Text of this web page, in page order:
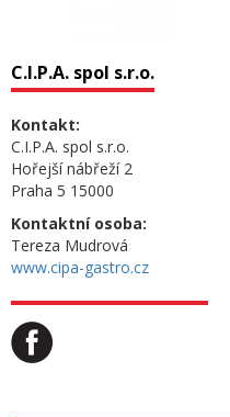
C.I.P.A. spol s.r.o.
Kontakt:
C.I.P.A. spol s.r.o.
Hořejší nábřeží 2
Praha 5 15000
Kontaktní osoba:
Tereza Mudrová
www.cipa-gastro.cz